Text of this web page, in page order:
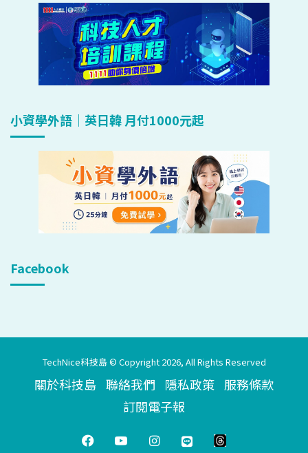
小資學外語｜英日韓 月付1000元起
Facebook
TechNice科技島 © Copyright 2026, All Rights Reserved
關於科技島 聯絡我們 隱私政策 服務條款
訂閱電子報